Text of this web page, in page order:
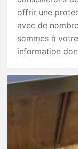
offrir une
avec de
sommes à
information